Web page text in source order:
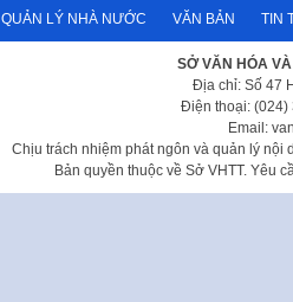
QUẢN LÝ NHÀ NƯỚC VĂN BẢN TIN
SỞ VĂN HÓA
Địa chỉ: Số 47
Điện thoại: (024)
Email:
Chịu trách nhiệm phát ngôn và quản lý nội
Bản quyền thuộc về Sở VHTT. Yêu